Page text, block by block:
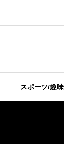
スポーツ/趣味